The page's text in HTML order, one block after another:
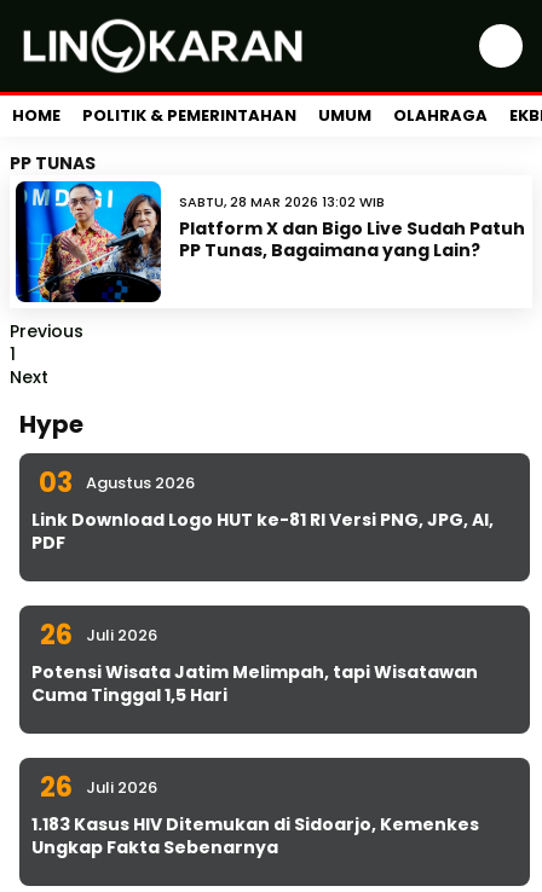
HOME POLITIK & PEMERINTAHAN UMUM OLAHRAGA
PP TUNAS
SABTU, 28 MAR 2026 13:02 WIB
Platform X dan Bigo Live Sudah Patuh
PP Tunas, Bagaimana yang Lain?
Previous
1
Next
Hype
03 Agustus 2026
Link Download Logo HUT ke-81 RI Versi PNG, JPG, AI,
PDF
26 Juli 2026
Potensi Wisata Jatim Melimpah, tapi Wisatawan
Cuma Tinggal 1,5 Hari
26 Juli 2026
1.183 Kasus HIV Ditemukan di Sidoarjo, Kemenkes
Ungkap Fakta Sebenarnya